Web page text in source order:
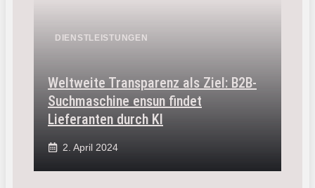
DIENSTLEISTUNGEN
Weltweite Transparenz als Ziel: B2B-
Suchmaschine ensun findet
Lieferanten durch KI
2. April 2024